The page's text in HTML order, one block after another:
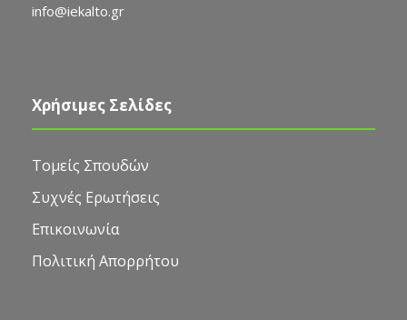
info@iekalto.gr
Χρήσιμες Σελίδες
Τομείς Σπουδών
Συχνές Ερωτήσεις
Επικοινωνία
Πολιτική Απορρήτου